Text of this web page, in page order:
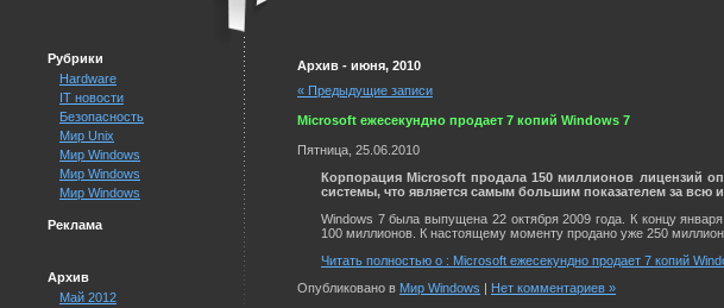
Рубрики
Hardware
IT новости
Безопасность
Мир Unix
Мир Windows
Мир Windows
Мир Windows
Реклама
Архив
Май 2012
Архив - июня, 2010
« Предыдущие записи
Microsoft ежесекундно продает 7 копий Windows 7
Пятница, 25.06.2010
Корпорация Microsoft продала 150 миллионов лицензий
системы, что является самым большим показателем за всю
Windows 7 была выпущена 22 октября 2009 года. К концу
100 миллионов. К настоящему моменту продано уже 250
Читать полностью о : Microsoft ежесекундно продает 7 копий
Опубликовано в Мир Windows | Нет комментариев »